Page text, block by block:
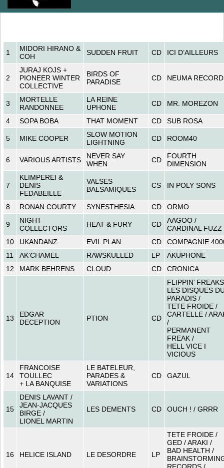
1
MIDORI HIRANO &
COH
SUDDEN FRUIT CD ICI D’AILLEURS
2
JURAJ KOJS +
PIONEER WINTER
COLLECTIVE
BIRDS OF
PARADISE
CD NEUMA
3
MORTELLE
RANDONNEE
LA REINE
UPHONE
CD MR. MOREZON
4 SOPA BOBA THAT MOMENT CD SUB ROSA
5 MIKE COOPER
SLOW MOTION
LIGHTNING
CD ROOM40
6 VARIOUS ARTISTS
NEVER SAY
WHEN
CD
FOURTH
DIMENSION
7
KLIMPEREI &
DENIS
FEDABEILLE
VALSES
BALSAMIQUES
CS IN POLY SONS
8 RONAN COURTY SYNESTHESIA CD ORMO
9
NIGHT
COLLECTORS
HEAT & FURY CD
AAGOO /
CARDINAL FUZZ
10
UKANDANZ EVIL PLAN CD
COMPAGNIE
11
AK’CHAMEL RAWSKULLED LP
AKUPHONE
12
MARK BEHRENS CLOUD CD CRONICA
13
EDGAR
DECEPTION
PTION CD
FLIPPIN’
LES DISQUES
PARADIS /
TETE FROIDE /
CARTELLE /
/
PERMANENT
FREAK /
HELL VICE I
VICIOUS
14
FRANCOISE
TOULLEC
+ LA BANQUISE
LE BATELEUR,
PARADES &
VARIATIONS
CD GAZUL
15
DENIS LAVANT /
JEAN-JACQUES
BIRGE /
LIONEL MARTIN
LES DEMENTS CD OUCH ! / GRRR
16 HELICE ISLAND LE DESORDRE LP
TETE FROIDE /
GED / ARAKI /
BAD HEALTH /